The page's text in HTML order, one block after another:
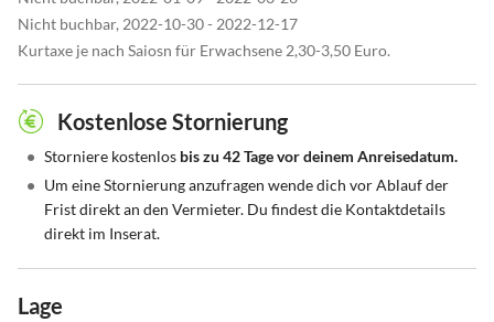
Nicht buchbar, 2022-10-30 - 2022-12-17
Kurtaxe je nach Saiosn für Erwachsene 2,30-3,50 Euro.
Kostenlose Stornierung
• Storniere kostenlos bis zu 42 Tage vor deinem Anreisedatum.
• Um eine Stornierung anzufragen wende dich vor Ablauf der
Frist direkt an den Vermieter. Du findest die Kontaktdetails
direkt im Inserat.
Lage